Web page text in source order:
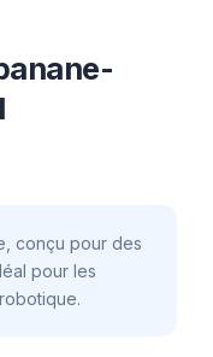
conçu pour des
pour les